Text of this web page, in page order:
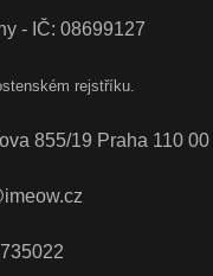
- IČ: 08699127
rejstříku.
855/19 Praha 110 00